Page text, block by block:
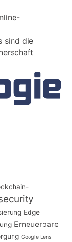
sind die
Edge
Erneuerbare
Google Lens